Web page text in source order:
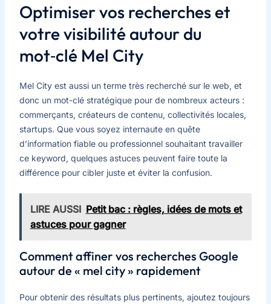
Optimiser vos recherches et
votre visibilité autour du
mot‑clé Mel City
Mel City est aussi un terme très recherché sur le web, et
donc un mot-clé stratégique pour de nombreux acteurs :
commerçants, créateurs de contenu, collectivités locales,
startups. Que vous soyez internaute en quête
d’information fiable ou professionnel souhaitant travailler
ce keyword, quelques astuces peuvent faire toute la
différence pour cibler juste et éviter la confusion.
LIRE AUSSI Petit bac : règles, idées de mots et
astuces pour gagner
Comment affiner vos recherches Google
autour de « mel city » rapidement
Pour obtenir des résultats plus pertinents, ajoutez toujours